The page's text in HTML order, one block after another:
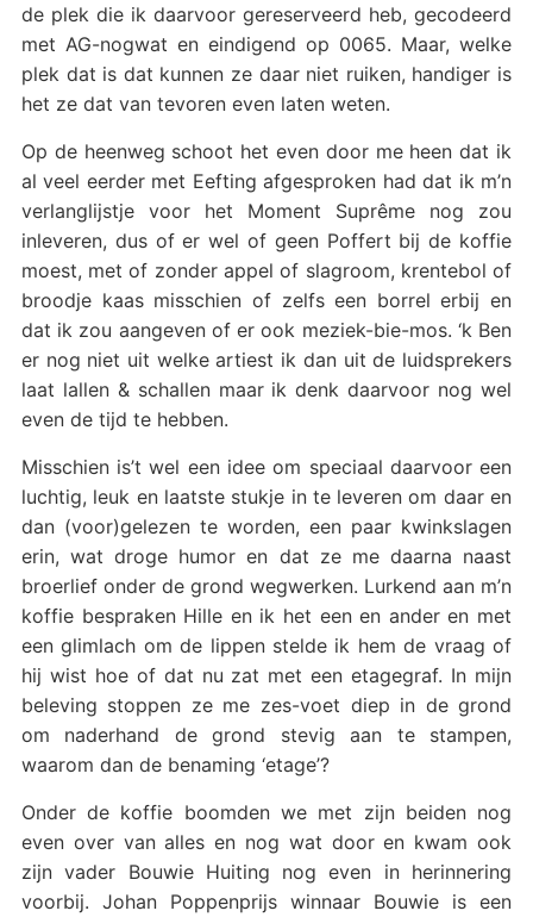
de plek die ik daarvoor gereserveerd heb, gecodeerd
met AG-nogwat en eindigend op 0065. Maar, welke
plek dat is dat kunnen ze daar niet ruiken, handiger is
het ze dat van tevoren even laten weten.
Op de heenweg schoot het even door me heen dat ik
al veel eerder met Eefting afgesproken had dat ik m’n
verlanglijstje voor het Moment Suprême nog zou
inleveren, dus of er wel of geen Poffert bij de koffie
moest, met of zonder appel of slagroom, krentebol of
broodje kaas misschien of zelfs een borrel erbij en
dat ik zou aangeven of er ook meziek-bie-mos. ‘k Ben
er nog niet uit welke artiest ik dan uit de luidsprekers
laat lallen & schallen maar ik denk daarvoor nog wel
even de tijd te hebben.
Misschien is’t wel een idee om speciaal daarvoor een
luchtig, leuk en laatste stukje in te leveren om daar en
dan (voor)gelezen te worden, een paar kwinkslagen
erin, wat droge humor en dat ze me daarna naast
broerlief onder de grond wegwerken. Lurkend aan m’n
koffie bespraken Hille en ik het een en ander en met
een glimlach om de lippen stelde ik hem de vraag of
hij wist hoe of dat nu zat met een etagegraf. In mijn
beleving stoppen ze me zes-voet diep in de grond
om naderhand de grond stevig aan te stampen,
waarom dan de benaming ‘etage’?
Onder de koffie boomden we met zijn beiden nog
even over van alles en nog wat door en kwam ook
zijn vader Bouwie Huiting nog even in herinnering
voorbij. Johan Poppenprijs winnaar Bouwie is een